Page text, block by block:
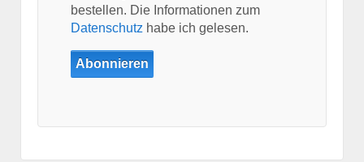
bestellen. Die Informationen zum
Datenschutz habe ich gelesen.